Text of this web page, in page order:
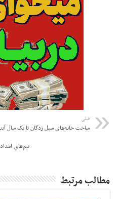
قبلی
ساخت خانه‌های سیل زدگان تا یک‌ سال
تیم‌های
مطالب مرتبط